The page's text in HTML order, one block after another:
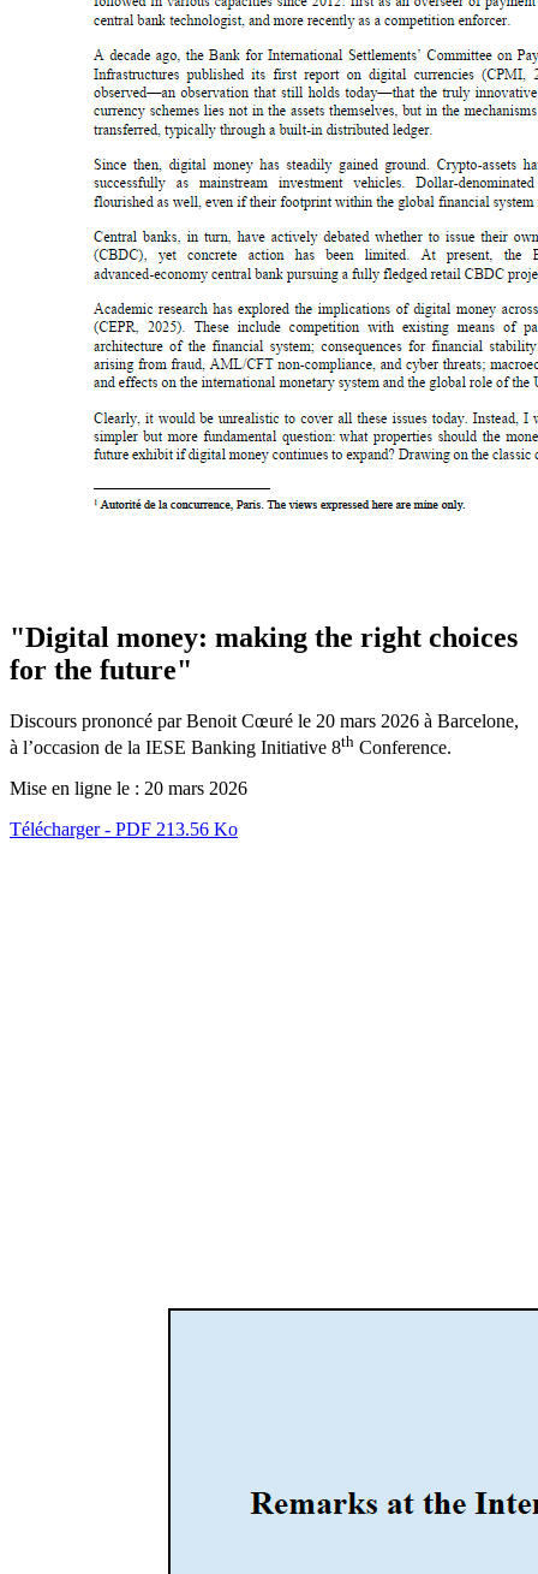
"Digital money: making the right choices
for the future"
Discours prononcé par Benoit Cœuré le 20 mars 2026 à Barcelone,
à l’occasion de la IESE Banking Initiative 8th Conference.
Mise en ligne le : 20 mars 2026
Télécharger - PDF 213.56 Ko